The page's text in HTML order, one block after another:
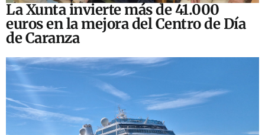
La Xunta invierte más de 41.000
euros en la mejora del Centro de Día
de Caranza